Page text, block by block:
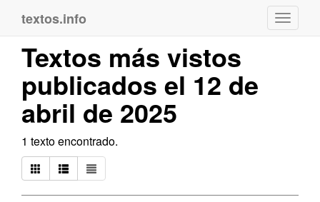
textos.info
Textos más vistos
publicados el 12 de
abril de 2025
1 texto encontrado.